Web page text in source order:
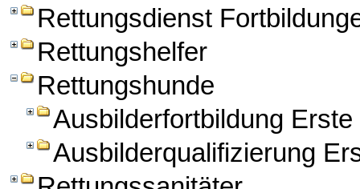
Rettungsdienst
Rettungshelfer
Rettungshunde
Ausbilderfortbildung
Ausbilderqualifizierung